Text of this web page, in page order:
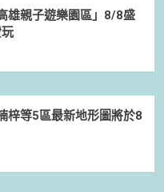
雄親子遊樂園區」8/8盛
梓等5區最新地形圖將於8